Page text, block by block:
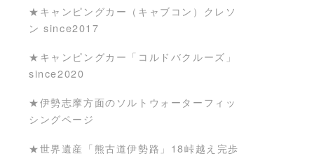
★キャンピングカー（キャブコン）クレソ
ン since2017
★キャンピングカー「コルドバクルーズ」
since2020
★伊勢志摩方面のソルトウォーターフィッ
シングページ
★世界遺産「熊古道伊勢路」18峠越え完歩